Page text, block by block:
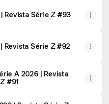
Revista Série Z #93
Revista Série Z #92
A 2026 | Revista
#91